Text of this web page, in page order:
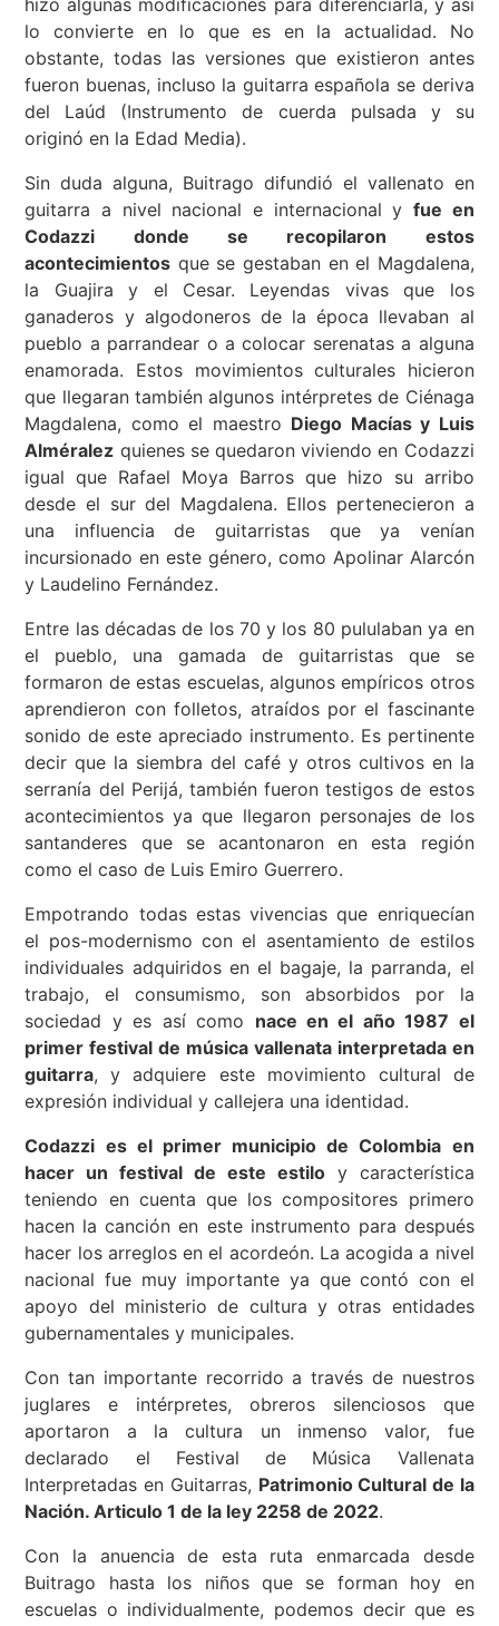
hizo algunas modificaciones para diferenciarla, y así
lo convierte en lo que es en la actualidad. No
obstante, todas las versiones que existieron antes
fueron buenas, incluso la guitarra española se deriva
del Laúd (Instrumento de cuerda pulsada y su
originó en la Edad Media).
Sin duda alguna, Buitrago difundió el vallenato en
guitarra a nivel nacional e internacional y fue en
Codazzi donde se recopilaron estos
acontecimientos que se gestaban en el Magdalena,
la Guajira y el Cesar. Leyendas vivas que los
ganaderos y algodoneros de la época llevaban al
pueblo a parrandear o a colocar serenatas a alguna
enamorada. Estos movimientos culturales hicieron
que llegaran también algunos intérpretes de Ciénaga
Magdalena, como el maestro Diego Macías y Luis
Alméralez quienes se quedaron viviendo en Codazzi
igual que Rafael Moya Barros que hizo su arribo
desde el sur del Magdalena. Ellos pertenecieron a
una influencia de guitarristas que ya venían
incursionado en este género, como Apolinar Alarcón
y Laudelino Fernández.
Entre las décadas de los 70 y los 80 pululaban ya en
el pueblo, una gamada de guitarristas que se
formaron de estas escuelas, algunos empíricos otros
aprendieron con folletos, atraídos por el fascinante
sonido de este apreciado instrumento. Es pertinente
decir que la siembra del café y otros cultivos en la
serranía del Perijá, también fueron testigos de estos
acontecimientos ya que llegaron personajes de los
santanderes que se acantonaron en esta región
como el caso de Luis Emiro Guerrero.
Empotrando todas estas vivencias que enriquecían
el pos-modernismo con el asentamiento de estilos
individuales adquiridos en el bagaje, la parranda, el
trabajo, el consumismo, son absorbidos por la
sociedad y es así como nace en el año 1987 el
primer festival de música vallenata interpretada en
guitarra, y adquiere este movimiento cultural de
expresión individual y callejera una identidad.
Codazzi es el primer municipio de Colombia en
hacer un festival de este estiloy característica
teniendo en cuenta que los compositores primero
hacen la canción en este instrumento para después
hacer los arreglos en el acordeón. La acogida a nivel
nacional fue muy importante ya que contó con el
apoyo del ministerio de cultura y otras entidades
gubernamentales y municipales.
Con tan importante recorrido a través de nuestros
juglares e intérpretes, obreros silenciosos que
aportaron a la cultura un inmenso valor, fue
declarado el Festival de Música Vallenata
Interpretadas en Guitarras, Patrimonio Cultural de la
Nación. Articulo 1 de la ley 2258 de 2022.
Con la anuencia de esta ruta enmarcada desde
Buitrago hasta los niños que se forman hoy en
escuelas o individualmente, podemos decir que es